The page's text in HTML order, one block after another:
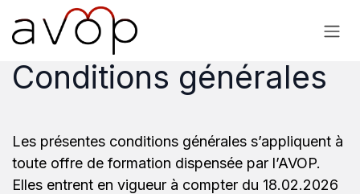
Se rendre au contenu
Conditions générales
Les présentes conditions générales s’appliquent à
toute offre de formation dispensée par l’AVOP.
Elles entrent en vigueur à compter du 18.02.2026